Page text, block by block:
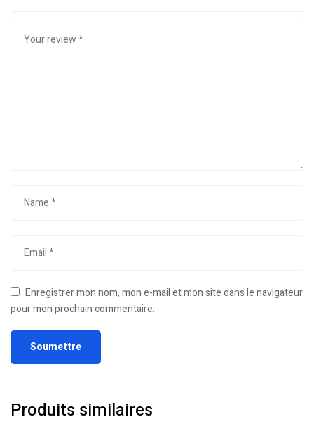
Enregistrer mon nom, mon e-mail et mon site dans le navigateur
pour mon prochain commentaire.
Produits similaires